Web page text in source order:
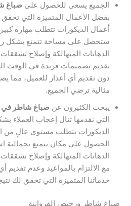
الجميع يسعى للحصول على صباغ
بفضل الأعمال المتميزة التي تحقق
أعمال الديكورات تتطلب مهارة
ستحصل على مساحة تتمتع بشكل
الدهانات المتهالكة وإصلاح
تقديم تصميمات فريدة في الوقت
دون تقديم أي أعذار للعميل، مما
مثالية ترضي الجميع.
يبحث الكثيرون عن صباغ شاطر في
التي نقدمها تنال إعجاب العملاء
الديكورات يتطلب مستوى عالٍ من
الحصول على مكان يتمتع بجمالية
الدهانات المتهالكة وإصلاح
مع الالتزام بالمواعيد وعدم تقديم
خدماتنا المتميزة التي تحقق لك
صباغ شاطر ورخيص الفروانية